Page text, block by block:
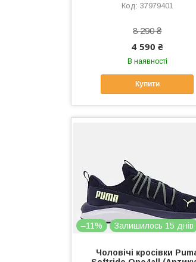
37979401
8 290 ₴
4 590 ₴
В наявності
Купити
–11% Залишилось 15 днів
Чоловічі кросівки